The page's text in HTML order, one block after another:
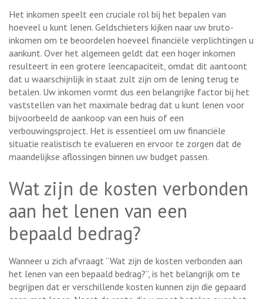
Het inkomen speelt een cruciale rol bij het bepalen van
hoeveel u kunt lenen. Geldschieters kijken naar uw bruto-
inkomen om te beoordelen hoeveel financiële verplichtingen u
aankunt. Over het algemeen geldt dat een hoger inkomen
resulteert in een grotere leencapaciteit, omdat dit aantoont
dat u waarschijnlijk in staat zult zijn om de lening terug te
betalen. Uw inkomen vormt dus een belangrijke factor bij het
vaststellen van het maximale bedrag dat u kunt lenen voor
bijvoorbeeld de aankoop van een huis of een
verbouwingsproject. Het is essentieel om uw financiële
situatie realistisch te evalueren en ervoor te zorgen dat de
maandelijkse aflossingen binnen uw budget passen.
Wat zijn de kosten verbonden
aan het lenen van een
bepaald bedrag?
Wanneer u zich afvraagt “Wat zijn de kosten verbonden aan
het lenen van een bepaald bedrag?”, is het belangrijk om te
begrijpen dat er verschillende kosten kunnen zijn die gepaard